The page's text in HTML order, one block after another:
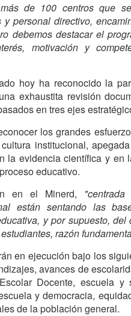
de 100 centros que
personal directivo,
debemos destacar el
motivación y
hoy ha reconocido la
exhaustita revisión
en tres ejes
los grandes
institucional,
la evidencia científica y en
educativo.
en el Minerd,
están sentando las
y por supuesto,
razón
en ejecución bajo los
avances de
Docente, escuela y
y democracia,
de la población general.